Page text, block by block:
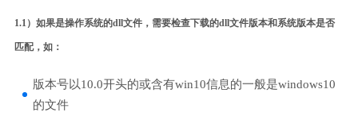
1.1）如果是操作系统的dll文件，需要检查下载的dll文件版本和系统版本是否
匹配，如：
版本号以10.0开头的或含有win10信息的一般是windows10
的文件